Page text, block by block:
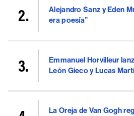
Alejandro Sanz y Eden
era poesía”
Emmanuel Horvilleur
León Gieco y Lucas
La Oreja de Van Gogh